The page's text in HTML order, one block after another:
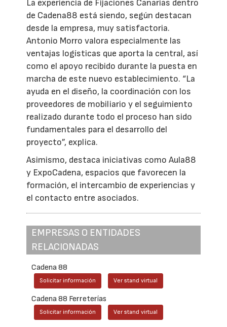
La experiencia de Fijaciones Canarias dentro
de Cadena88 está siendo, según destacan
desde la empresa, muy satisfactoria.
Antonio Morro valora especialmente las
ventajas logísticas que aporta la central, así
como el apoyo recibido durante la puesta en
marcha de este nuevo establecimiento. “La
ayuda en el diseño, la coordinación con los
proveedores de mobiliario y el seguimiento
realizado durante todo el proceso han sido
fundamentales para el desarrollo del
proyecto”, explica.
Asimismo, destaca iniciativas como Aula88
y ExpoCadena, espacios que favorecen la
formación, el intercambio de experiencias y
el contacto entre asociados.
EMPRESAS O ENTIDADES
RELACIONADAS
Cadena 88
Solicitar información Ver stand virtual
Cadena 88 Ferreterías
Solicitar información Ver stand virtual